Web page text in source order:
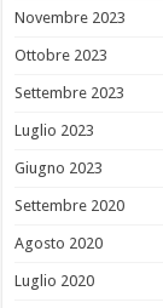
Novembre 2023
Ottobre 2023
Settembre 2023
Luglio 2023
Giugno 2023
Settembre 2020
Agosto 2020
Luglio 2020